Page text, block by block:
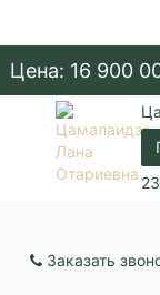
Цена: 16 900
Заказать